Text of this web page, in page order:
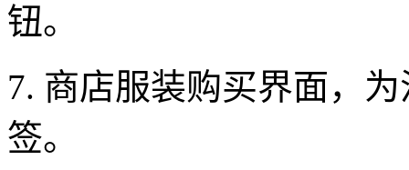
钮。
7. 商店服装购买界面，
签。